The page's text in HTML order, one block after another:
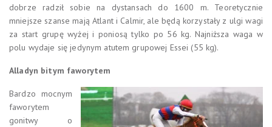
dobrze radził sobie na dystansach do 1600 m. Teoretycznie
mniejsze szanse mają Atlant i Calmir, ale będą korzystały z ulgi wagi
za start grupę wyżej i poniosą tylko po 56 kg. Najniższa waga w
polu wydaje się jedynym atutem grupowej Essei (55 kg).
Alladyn bitym faworytem
Bardzo mocnym
faworytem
gonitwy o